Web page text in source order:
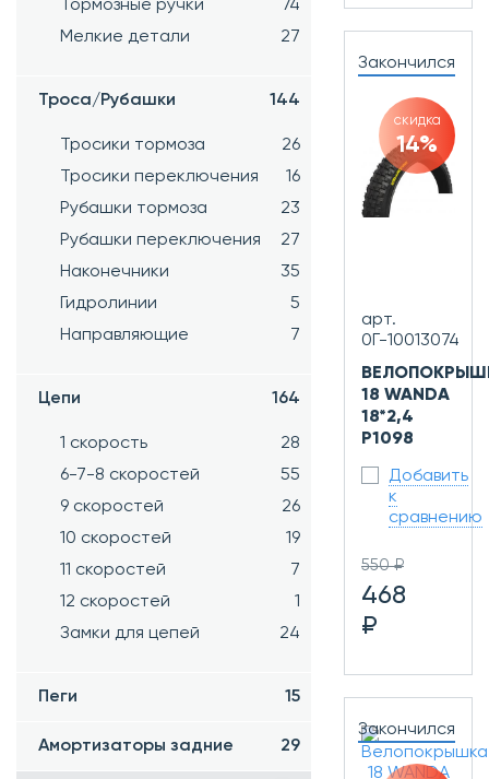
Тормозные ручки
74
Мелкие детали
27
Троса/Рубашки 144
Тросики тормоза
26
Тросики переключения
16
Рубашки тормоза
23
Рубашки переключения
27
Наконечники
35
Гидролинии
5
Направляющие
7
Цепи 164
1 скорость
28
6-7-8 скоростей
55
9 скоростей
26
10 скоростей
19
11 скоростей
7
12 скоростей
1
Замки для цепей
24
Пеги 15
Амортизаторы задние 29
Закончился
скидка
14%
арт.
0Г-10013074
18 WANDA
18*2,4
P1098
Добавить
к
сравнению
550 ₽
468
₽
Закончился